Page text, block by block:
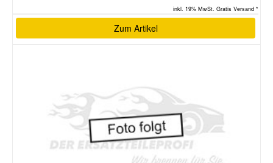
inkl. 19% MwSt. Gratis Versand *
Zum Artikel